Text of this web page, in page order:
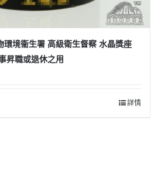
環境衞生署 高級衛生督察 水晶獎座
昇職或退休之用
詳情